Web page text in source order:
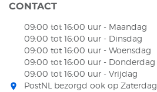
CONTACT
room
09:00 tot 16:00 uur - Maandag
09:00 tot 16:00 uur - Dinsdag
09:00 tot 16:00 uur - Woensdag
09:00 tot 16:00 uur - Donderdag
09:00 tot 16:00 uur - Vrijdag
PostNL bezorgd ook op Zaterdag